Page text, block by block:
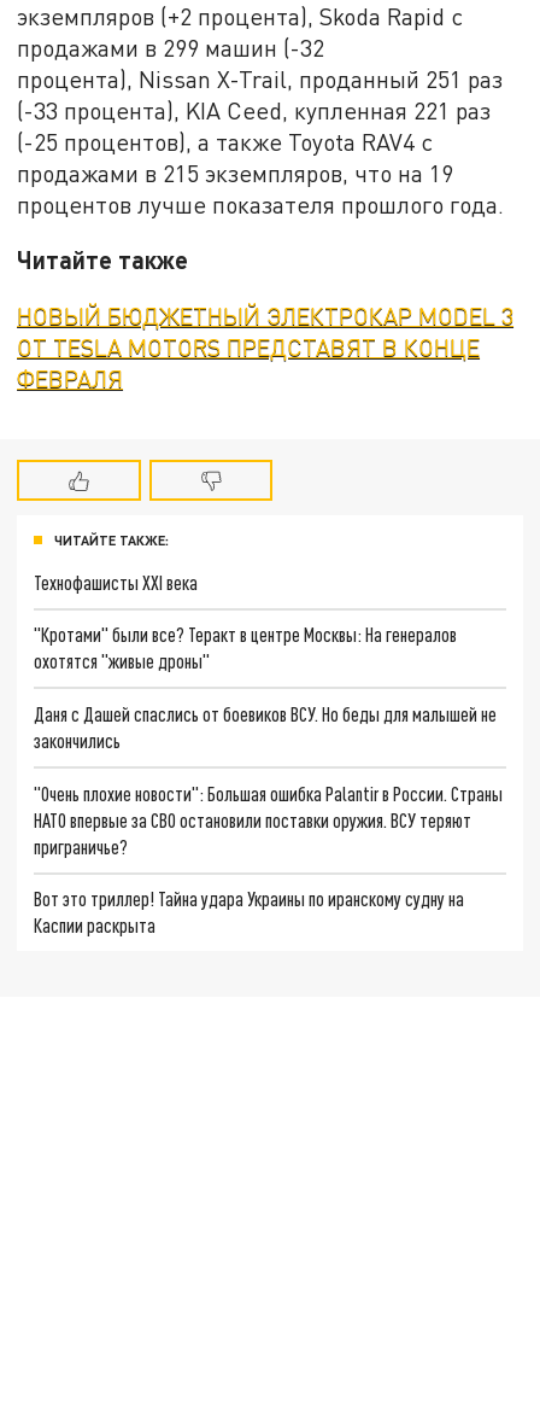
экземпляров (+2 процента), Skoda Rapid с
продажами в 299 машин (-32
процента), Nissan X-Trail, проданный 251 раз
(-33 процента), KIA Ceed, купленная 221 раз
(-25 процентов), а также Toyota RAV4 с
продажами в 215 экземпляров, что на 19
процентов лучше показателя прошлого года.
Читайте также
НОВЫЙ БЮДЖЕТНЫЙ ЭЛЕКТРОКАР MODEL 3
ОТ TESLA MOTORS ПРЕДСТАВЯТ В КОНЦЕ
ФЕВРАЛЯ
ЧИТАЙТЕ ТАКЖЕ:
Технофашисты XXI века
"Кротами" были все? Теракт в центре Москвы: На генералов
охотятся "живые дроны"
Даня с Дашей спаслись от боевиков ВСУ. Но беды для малышей не
закончились
"Очень плохие новости": Большая ошибка Palantir в России. Страны
НАТО впервые за СВО остановили поставки оружия. ВСУ теряют
приграничье?
Вот это триллер! Тайна удара Украины по иранскому судну на
Каспии раскрыта